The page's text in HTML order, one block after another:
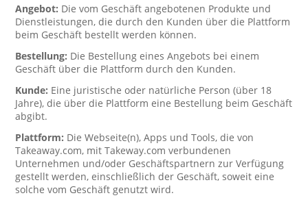
Angebot: Die vom Geschäft angebotenen Produkte und
Dienstleistungen, die durch den Kunden über die Plattform
beim Geschäft bestellt werden können.
Bestellung: Die Bestellung eines Angebots bei einem
Geschäft über die Plattform durch den Kunden.
Kunde: Eine juristische oder natürliche Person (über 18
Jahre), die über die Plattform eine Bestellung beim Geschäft
abgibt.
Plattform: Die Webseite(n), Apps und Tools, die von
Takeaway.com, mit Takeway.com verbundenen
Unternehmen und/oder Geschäftspartnern zur Verfügung
gestellt werden, einschließlich der Geschäft, soweit eine
solche vom Geschäft genutzt wird.